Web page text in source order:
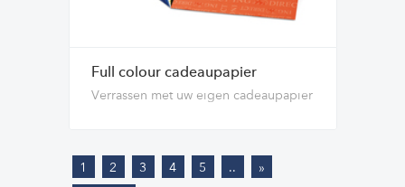
Full colour cadeaupapier
Verrassen met uw eigen cadeaupapier
1 2 3 4 5 ..
»